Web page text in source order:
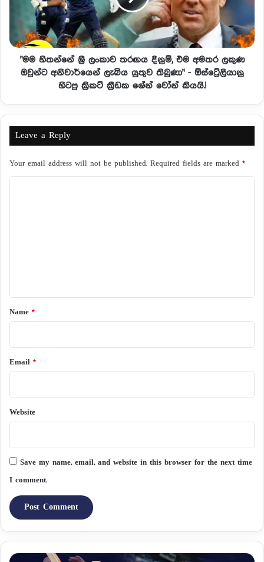
"මම හිතන්නේ ශ්‍රී ලංකාව තරඟය දිනුම්, එම අමතර ලකුණ
ඔවුන්ට අනිවාර්යෙන් ලැබිය යුතුව තිබුණා" - ඕස්ට්‍රේලියානු
හිටපු ක්‍රිකට් ක්‍රීඩක ශේන් වෝන් කියයි.!
Leave a Reply
Your email address will not be published. Required fields are marked *
*Name *
Email *
Website
Save my name, email, and website in this browser for the next time
I comment.